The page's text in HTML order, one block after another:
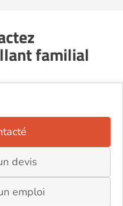
familial
devis
emploi